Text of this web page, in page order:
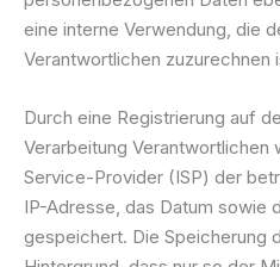
eine interne Verwendung, die
Verantwortlichen zuzurechnen
Durch eine Registrierung auf
Verarbeitung
Service-Provider (ISP) der
IP-Adresse, das Datum sowie
gespeichert. Die Speicherung